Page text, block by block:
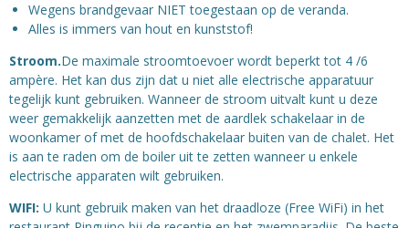
Wegens brandgevaar NIET toegestaan op de veranda.
Alles is immers van hout en kunststof!
Stroom.De maximale stroomtoevoer wordt beperkt tot 4 /6
ampère. Het kan dus zijn dat u niet alle electrische apparatuur
tegelijk kunt gebruiken. Wanneer de stroom uitvalt kunt u deze
weer gemakkelijk aanzetten met de aardlek schakelaar in de
woonkamer of met de hoofdschakelaar buiten van de chalet. Het
is aan te raden om de boiler uit te zetten wanneer u enkele
electrische apparaten wilt gebruiken.
WIFI: U kunt gebruik maken van het draadloze (Free WiFi) in het